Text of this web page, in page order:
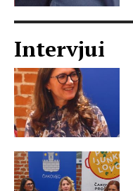
Intervjui